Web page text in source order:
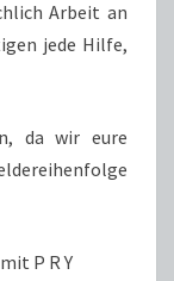
Arbeit an
jede Hilfe,
da wir eure
P R Y